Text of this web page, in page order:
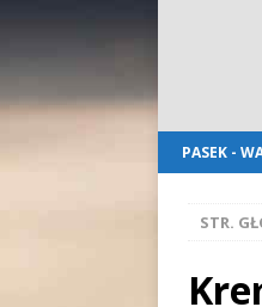
PASEK -
STR.